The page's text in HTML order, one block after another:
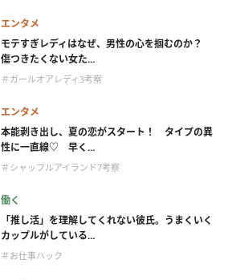
エンタメ
モテすぎレディはなぜ、男性の心を掴むのか？
傷つきたくない女た...
＃ガールオアレディ3考察
エンタメ
本能剥き出し、夏の恋がスタート！ タイプの異
性に一直線♡ 早く...
＃シャッフルアイランド7考察
働く
「推し活」を理解してくれない彼氏。うまくいく
カップルがしている...
＃お仕事ハック